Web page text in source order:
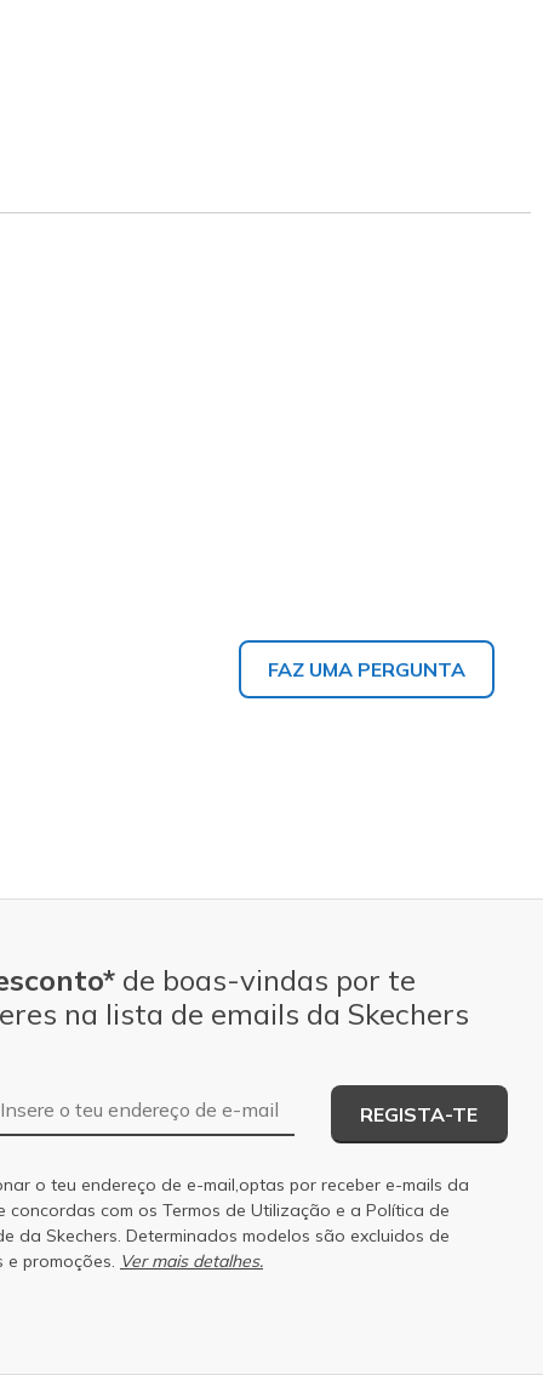
FAZ UMA PERGUNTA
de boas-vindas por te
na lista de emails da Skechers
Endereço de e-mail
REGISTA-TE
o teu endereço de e-mail,optas por receber e-mails da
concordas com os Termos de Utilização e a Política de
da Skechers. Determinados modelos são excluidos de
e promoções. Ver mais detalhes.